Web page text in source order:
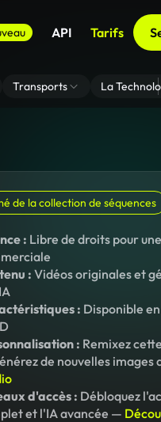
API Tarifs
Transports La
de la collection de séquences
: Libre de droits pour
: Vidéos originales et
: Disponible
: Remixez
de nouvelles images
d'accès : Débloquez
et l'IA avancée —